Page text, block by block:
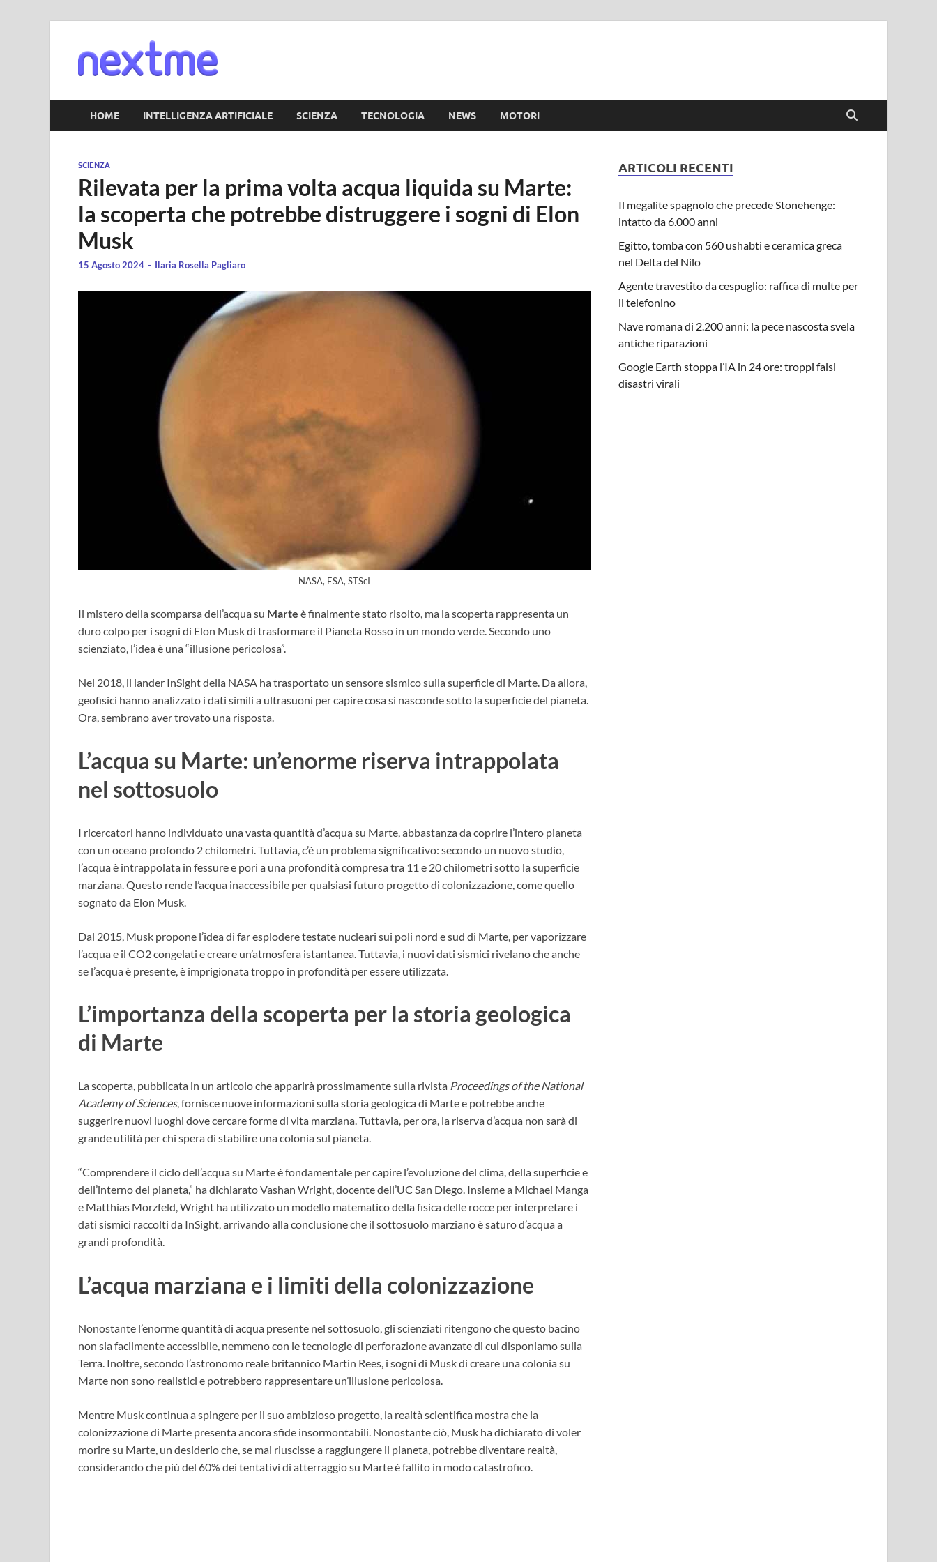
HOME INTELLIGENZA ARTIFICIALE SCIENZA TECNOLOGIA NEWS MOTORI
SCIENZA
Rilevata per la prima volta acqua liquida su Marte:
la scoperta che potrebbe distruggere i sogni di Elon
Musk
15 Agosto 2024 - Ilaria Rosella Pagliaro
NASA, ESA, STScI
Il mistero della scomparsa dell’acqua su Marte è finalmente stato risolto, ma la scoperta rappresenta un
duro colpo per i sogni di Elon Musk di trasformare il Pianeta Rosso in un mondo verde. Secondo uno
scienziato, l’idea è una “illusione pericolosa”.
Nel 2018, il lander InSight della NASA ha trasportato un sensore sismico sulla superficie di Marte. Da allora,
geofisici hanno analizzato i dati simili a ultrasuoni per capire cosa si nasconde sotto la superficie del pianeta.
Ora, sembrano aver trovato una risposta.
L’acqua su Marte: un’enorme riserva intrappolata
nel sottosuolo
I ricercatori hanno individuato una vasta quantità d’acqua su Marte, abbastanza da coprire l’intero pianeta
con un oceano profondo 2 chilometri. Tuttavia, c’è un problema significativo: secondo un nuovo studio,
l’acqua è intrappolata in fessure e pori a una profondità compresa tra 11 e 20 chilometri sotto la superficie
marziana. Questo rende l’acqua inaccessibile per qualsiasi futuro progetto di colonizzazione, come quello
sognato da Elon Musk.
Dal 2015, Musk propone l’idea di far esplodere testate nucleari sui poli nord e sud di Marte, per vaporizzare
l’acqua e il CO2 congelati e creare un’atmosfera istantanea. Tuttavia, i nuovi dati sismici rivelano che anche
se l’acqua è presente, è imprigionata troppo in profondità per essere utilizzata.
L’importanza della scoperta per la storia geologica
di Marte
La scoperta, pubblicata in un articolo che apparirà prossimamente sulla rivista Proceedings of the National
Academy of Sciences, fornisce nuove informazioni sulla storia geologica di Marte e potrebbe anche
suggerire nuovi luoghi dove cercare forme di vita marziana. Tuttavia, per ora, la riserva d’acqua non sarà di
grande utilità per chi spera di stabilire una colonia sul pianeta.
“Comprendere il ciclo dell’acqua su Marte è fondamentale per capire l’evoluzione del clima, della superficie e
dell’interno del pianeta,” ha dichiarato Vashan Wright, docente dell’UC San Diego. Insieme a Michael Manga
e Matthias Morzfeld, Wright ha utilizzato un modello matematico della fisica delle rocce per interpretare i
dati sismici raccolti da InSight, arrivando alla conclusione che il sottosuolo marziano è saturo d’acqua a
grandi profondità.
L’acqua marziana e i limiti della colonizzazione
Nonostante l’enorme quantità di acqua presente nel sottosuolo, gli scienziati ritengono che questo bacino
non sia facilmente accessibile, nemmeno con le tecnologie di perforazione avanzate di cui disponiamo sulla
Terra. Inoltre, secondo l’astronomo reale britannico Martin Rees, i sogni di Musk di creare una colonia su
Marte non sono realistici e potrebbero rappresentare un’illusione pericolosa.
Mentre Musk continua a spingere per il suo ambizioso progetto, la realtà scientifica mostra che la
colonizzazione di Marte presenta ancora sfide insormontabili. Nonostante ciò, Musk ha dichiarato di voler
morire su Marte, un desiderio che, se mai riuscisse a raggiungere il pianeta, potrebbe diventare realtà,
considerando che più del 60% dei tentativi di atterraggio su Marte è fallito in modo catastrofico.
ARTICOLI RECENTI
Il megalite spagnolo che precede Stonehenge:
intatto da 6.000 anni
Egitto, tomba con 560 ushabti e ceramica greca
nel Delta del Nilo
Agente travestito da cespuglio: raffica di multe per
il telefonino
Nave romana di 2.200 anni: la pece nascosta svela
antiche riparazioni
Google Earth stoppa l’IA in 24 ore: troppi falsi
disastri virali